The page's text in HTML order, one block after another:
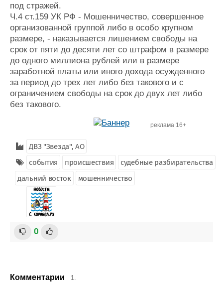
Конференции
Выставки и семинары
Личности
Словарь
Галерея флота
Форум
Отзывы
Все службы
под стражей.
Ч.4 ст.159 УК РФ - Мошенничество, совершенное
организованной группой либо в особо крупном
размере, - наказывается лишением свободы на
срок от пяти до десяти лет со штрафом в размере
до одного миллиона рублей или в размере
заработной платы или иного дохода осужденного
за период до трех лет либо без такового и с
ограничением свободы на срок до двух лет либо
без такового.
реклама 16+
ДВЗ "Звезда", АО
события
происшествия
судебные разбирательства
дальний восток
мошенничество
0
Комментарии 1.